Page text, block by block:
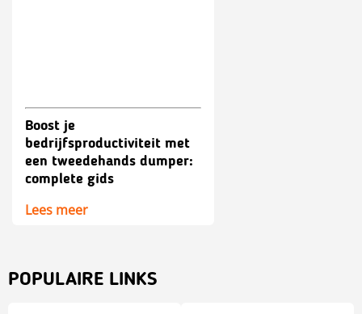
Boost je
bedrijfsproductiviteit met
een tweedehands dumper:
complete gids
Lees meer
POPULAIRE LINKS